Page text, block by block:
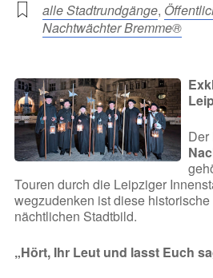
alle Stadtrundgänge,
Nachtwächter Bremme®
Der
Touren durch die Leipziger
wegzudenken ist diese
nächtlichen Stadtbild.
„Hört, Ihr Leut und lasst Euch